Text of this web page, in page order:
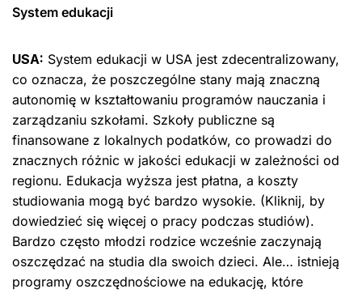
System edukacji
USA: System edukacji w USA jest zdecentralizowany,
co oznacza, że ​​poszczególne stany mają znaczną
autonomię w kształtowaniu programów nauczania i
zarządzaniu szkołami. Szkoły publiczne są
finansowane z lokalnych podatków, co prowadzi do
znacznych różnic w jakości edukacji w zależności od
regionu. Edukacja wyższa jest płatna, a koszty
studiowania mogą być bardzo wysokie. (Kliknij, by
dowiedzieć się więcej o pracy podczas studiów).
Bardzo często młodzi rodzice wcześnie zaczynają
oszczędzać na studia dla swoich dzieci. Ale… istnieją
programy oszczędnościowe na edukację, które